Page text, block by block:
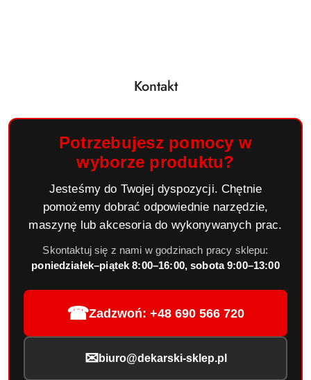
Kontakt
Potrzebujesz pomocy w
wyborze produktu?
Jesteśmy do Twojej dyspozycji. Chętnie
pomożemy dobrać odpowiednie narzędzie,
maszynę lub akcesoria do wykonywanych prac.
Skontaktuj się z nami w godzinach pracy sklepu:
poniedziałek–piątek 8:00–16:00, sobota 9:00–13:00
☎Zadzwoń: +48 690 566 720
✉ biuro@dekarski-sklep.pl